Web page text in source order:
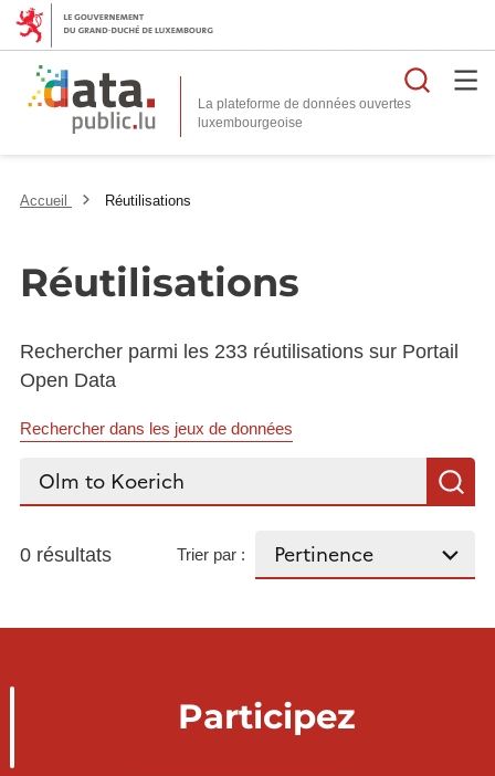
La plateforme de données ouvertes
Accueil Réutilisations
Réutilisations
Rechercher parmi les 233 réutilisations sur Portail
Open Data
Rechercher dans les jeux de données
Rechercher...
0 résultats Trier par :
Participez